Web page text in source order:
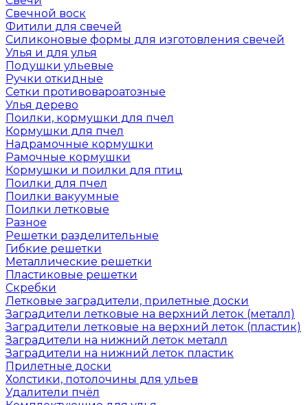
Свечной воск
Фитили для свечей
Силиконовые формы для изготовления свечей
Улья и для улья
Подушки ульевые
Ручки откидные
Сетки противовароатозные
Улья дерево
Поилки, кормушки для пчел
Кормушки для пчел
Надрамочные кормушки
Рамочные кормушки
Кормушки и поилки для птиц
Поилки для пчел
Поилки вакуумные
Поилки летковые
Разное
Решетки разделительные
Гибкие решетки
Металлические решетки
Пластиковые решетки
Скребки
Летковые заградители, прилетные доски
Заградители летковые на верхний леток (металл)
Заградители летковые на верхний леток (пластик)
Заградители на нижний леток металл
Заградители на нижний леток пластик
Прилетные доски
Холстики, потолочины для ульев
Удалители пчёл